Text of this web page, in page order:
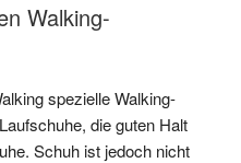
Walking-
spezielle Walking-
die guten Halt
Schuh ist jedoch nicht